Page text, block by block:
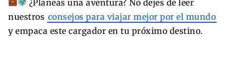
¿Planeas una aventura? No dejes de leer
nuestros consejos para viajar mejor por el mundo
y empaca este cargador en tu próximo destino.